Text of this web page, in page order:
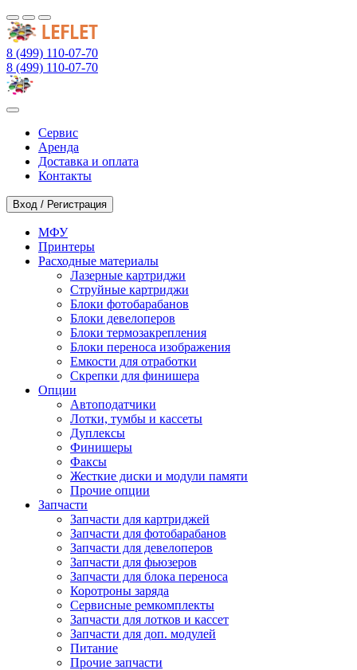
8 (499) 110-07-70
8 (499) 110-07-70
Сервис
Аренда
Доставка и оплата
Контакты
Вход / Регистрация
МФУ
Принтеры
Расходные материалы
Лазерные картриджи
Струйные картриджи
Блоки фотобарабанов
Блоки девелоперов
Блоки термозакрепления
Блоки переноса изображения
Емкости для отработки
Скрепки для финишера
Опции
Автоподатчики
Лотки, тумбы и кассеты
Дуплексы
Финишеры
Факсы
Жесткие диски и модули памяти
Прочие опции
Запчасти
Запчасти для картриджей
Запчасти для фотобарабанов
Запчасти для девелоперов
Запчасти для фьюзеров
Запчасти для блока переноса
Коротроны заряда
Сервисные ремкомплекты
Запчасти для лотков и кассет
Запчасти для доп. модулей
Питание
Прочие запчасти